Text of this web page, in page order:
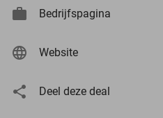
Bedrijfspagina
Website
Deel deze deal